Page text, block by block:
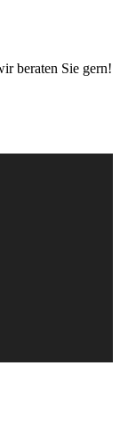
beraten Sie gern!